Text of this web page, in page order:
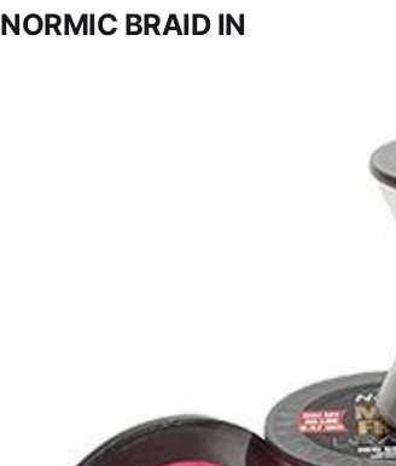
NORMIC BRAID IN